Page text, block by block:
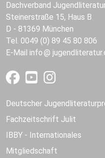
Dachverband Jugendliteratur
Steinerstraße 15, Haus B
D - 81369 München
Tel. 0049 (0) 89 45 80 806
E-Mail info
Deutscher
Fachzeitschrift Julit
IBBY - Internationales
Mitgliedschaft